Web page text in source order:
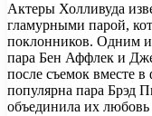
Актеры Холливуда
гламурными парой,
поклонников. Одним
пара Бен Аффлек и
после съемок вместе
популярна пара Брэд
объединила их